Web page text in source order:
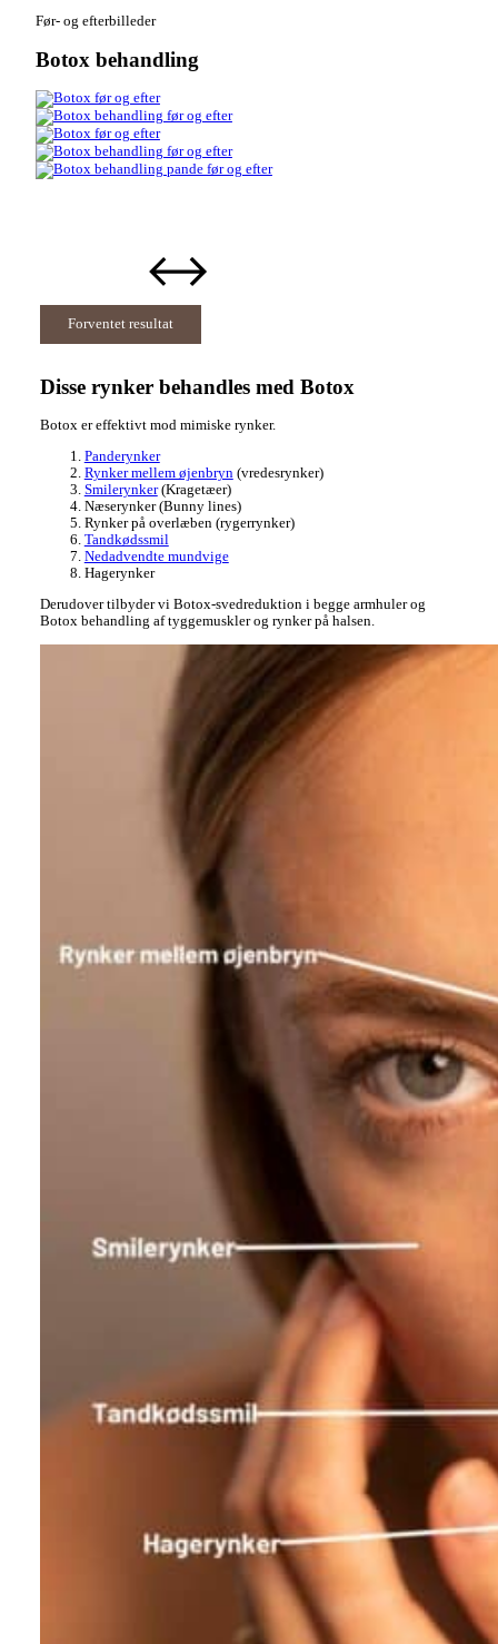
Før- og efterbilleder
Botox behandling
Forventet resultat
Disse rynker behandles med Botox​
Botox er effektivt mod mimiske rynker.
Panderynker
Rynker mellem øjenbryn(vredesrynker)
Smilerynker(Kragetæer)
Næserynker (Bunny lines)
Rynker på overlæben (rygerrynker)
Tandkødssmil
Nedadvendte mundvige
Hagerynker
Derudover tilbyder vi Botox-svedreduktion i begge armhuler og
Botox behandling af tyggemuskler og rynker på halsen.